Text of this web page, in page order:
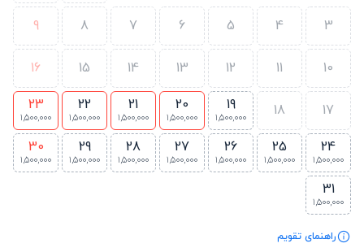
3
4
5
6
7
8
9
10
11
12
13
14
15
16
17
18
19
1,500,000
20
1,500,000
21
1,500,000
22
1,500,000
23
1,500,000
24
1,500,000
25
1,500,000
26
1,500,000
27
1,500,000
28
1,500,000
29
1,500,000
30
1,500,000
31
1,500,000
راهنمای تقویم